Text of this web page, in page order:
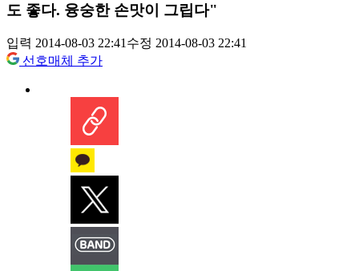
도 좋다. 융숭한 손맛이 그립다"
입력 2014-08-03 22:41수정 2014-08-03 22:41
선호매체 추가